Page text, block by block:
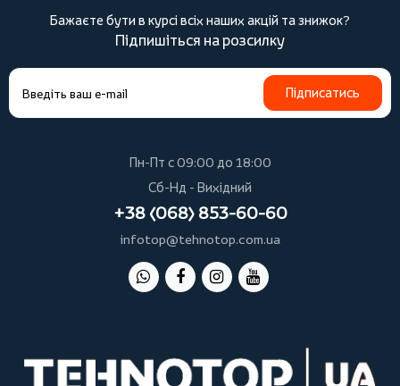
Бажаєте бути в курсі всіх наших акцій та знижок?
Підпишіться на розсилку
Підписатись
Пн-Пт с 09:00 до 18:00
Сб-Нд - Вихідний
+38 (068) 853-60-60
infotop@tehnotop.com.ua